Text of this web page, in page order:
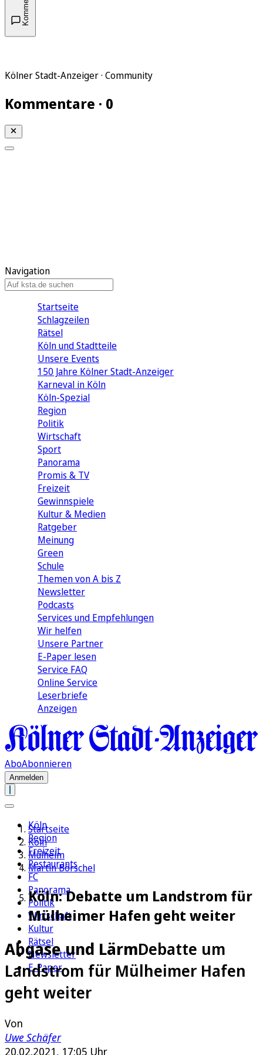
Kölner Stadt-Anzeiger · Community
Kommentare · 0
Navigation
Startseite
Schlagzeilen
Rätsel
Köln und Stadtteile
Unsere Events
150 Jahre Kölner Stadt-Anzeiger
Karneval in Köln
Köln-Spezial
Region
Politik
Wirtschaft
Sport
Panorama
Promis & TV
Freizeit
Gewinnspiele
Kultur & Medien
Ratgeber
Meinung
Green
Schule
Themen von A bis Z
Newsletter
Podcasts
Services und Empfehlungen
Wir helfen
Unsere Partner
E-Paper lesen
Service FAQ
Online Service
Leserbriefe
Anzeigen
AboAbonnieren
Anmelden
Köln
Region
Freizeit
Restaurants
FC
Panorama
Politik
Wirtschaft
Kultur
Rätsel
Newsletter
E-Paper
Startseite
Köln
Mülheim
Martin Börschel
Köln: Debatte um Landstrom für
Mülheimer Hafen geht weiter
Abgase und LärmDebatte um
Landstrom für Mülheimer Hafen
geht weiter
Von
Uwe Schäfer
20.02.2021, 17:05 Uhr